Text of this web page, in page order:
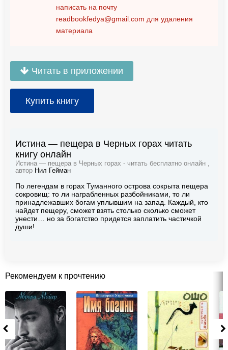
написать на почту
readbookfedya@gmail.com для удаления
материала
Читать в приложении
Купить книгу
Истина — пещера в Черных горах читать
книгу онлайн
Истина — пещера в Черных горах - читать бесплатно онлайн ,
автор Нил Гейман
По легендам в горах Туманного острова сокрыта пещера
сокровищ: то ли награбленных разбойниками, то ли
принадлежавших богам уплывшим на запад. Каждый, кто
найдет пещеру, сможет взять столько сколько сможет
унести… но за богатство придется заплатить частичкой
души!
Рекомендуем к прочтению